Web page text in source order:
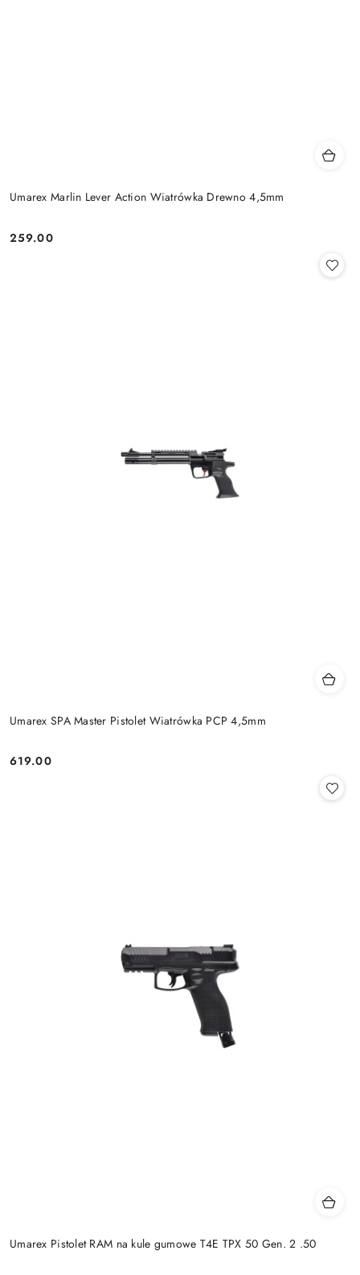
Umarex Marlin Lever Action Wiatrówka Drewno 4,5mm
Cena:
259.00
Umarex SPA Master Pistolet Wiatrówka PCP 4,5mm
Cena:
619.00
Umarex Pistolet RAM na kule gumowe T4E TPX 50 Gen. 2 .50